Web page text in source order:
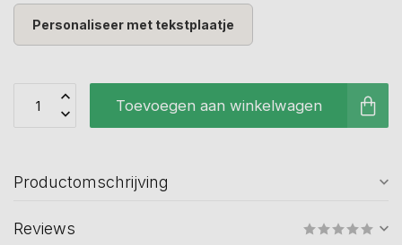
Personaliseer met tekstplaatje
Toevoegen aan winkelwagen
Productomschrijving
Reviews